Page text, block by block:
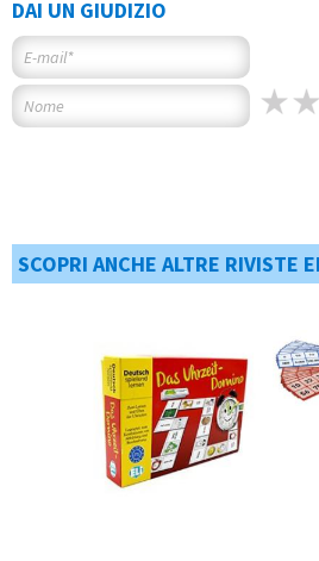
DAI UN GIUDIZIO
SCOPRI ANCHE ALTRE RIVISTE